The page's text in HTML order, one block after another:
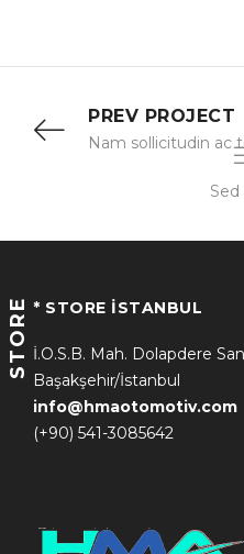
PREV PROJECT
Nam sollicitudin ac
STORE * STORE İSTANBUL
İ.O.S.B. Mah. Dolapdere
Başakşehir/İstanbul
info@hmaotomotiv.com
(+90) 541-3085642